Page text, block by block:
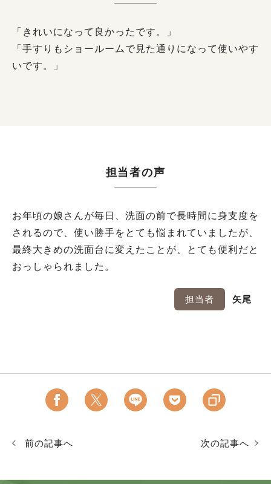
「きれいになって良かったです。」
「手すりもショールームで見た通りになって使いやす
いです。」
担当者の声
お年頃の娘さんが毎日、洗面の前で長時間に身支度を
されるので、使い勝手をとても悩まれていましたが、
最終大きめの洗面台に変えたことが、とても便利だと
おっしゃられました。
担当者 矢尾
前の記事へ 次の記事へ